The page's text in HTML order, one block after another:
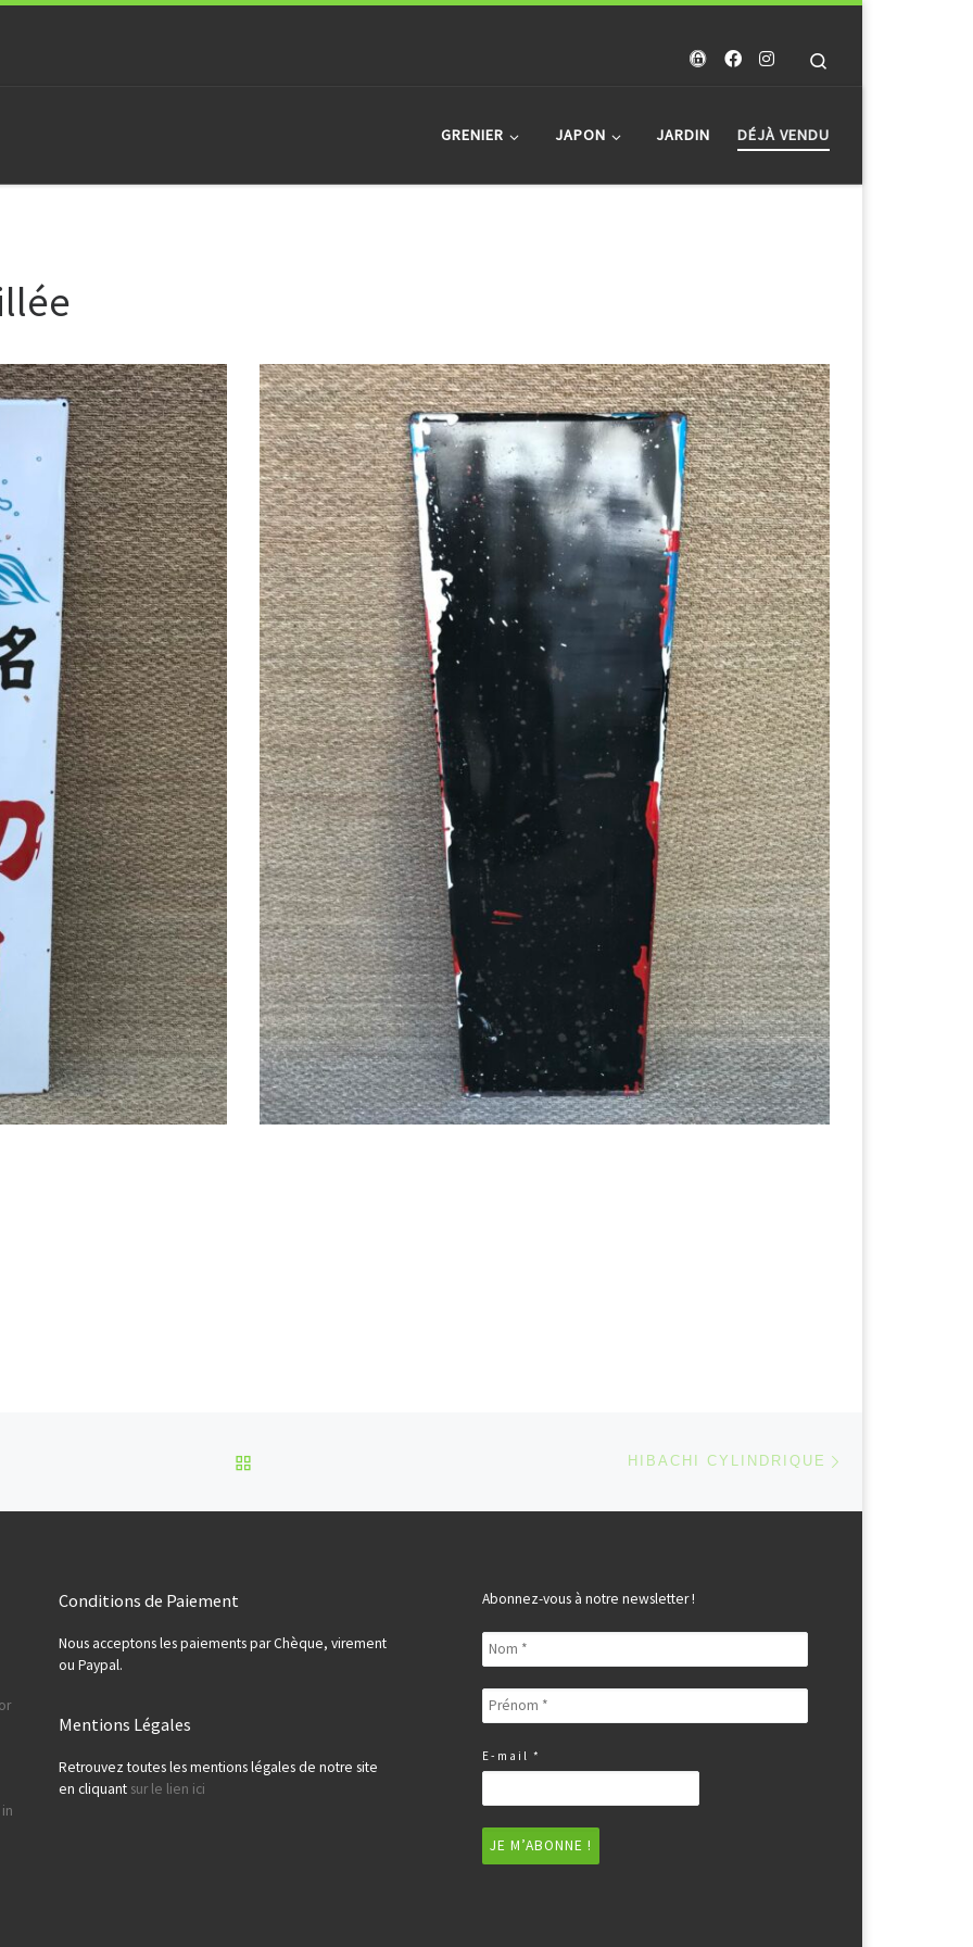
GRENIER JAPON JARDIN DÉJÀ VENDU
HIBACHI CYLINDRIQUE
Conditions de Paiement
Nous acceptons les paiements par Chèque, virement
ou Paypal.
Mentions Légales
Retrouvez toutes les mentions légales de notre site
en cliquant sur le lien ici
Abonnez-vous à notre newsletter !
E-mail *